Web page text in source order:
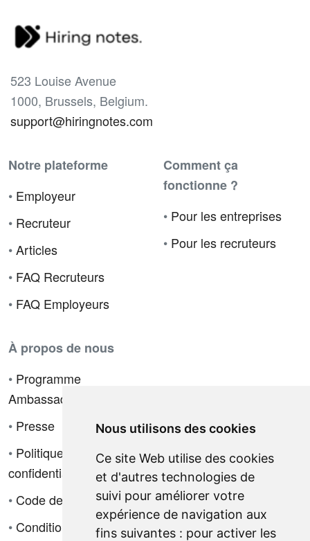
Nous utilisons des cookies
Ce site Web utilise des cookies
et d'autres technologies de
suivi pour améliorer votre
expérience de navigation aux
fins suivantes : pour activer les
523 Louise Avenue
1000, Brussels, Belgium.
support@hiringnotes.com
Notre plateforme
• Employeur
• Recruteur
•Articles
• FAQ Recruteurs
• FAQ Employeurs
Comment ça
fonctionne ?
• Pour les entreprises
• Pour les recruteurs
À propos de nous
• Programme
Ambassadeur
• Presse
• Politique de
confidentialité
• Code de déontologie
• Conditions de vente